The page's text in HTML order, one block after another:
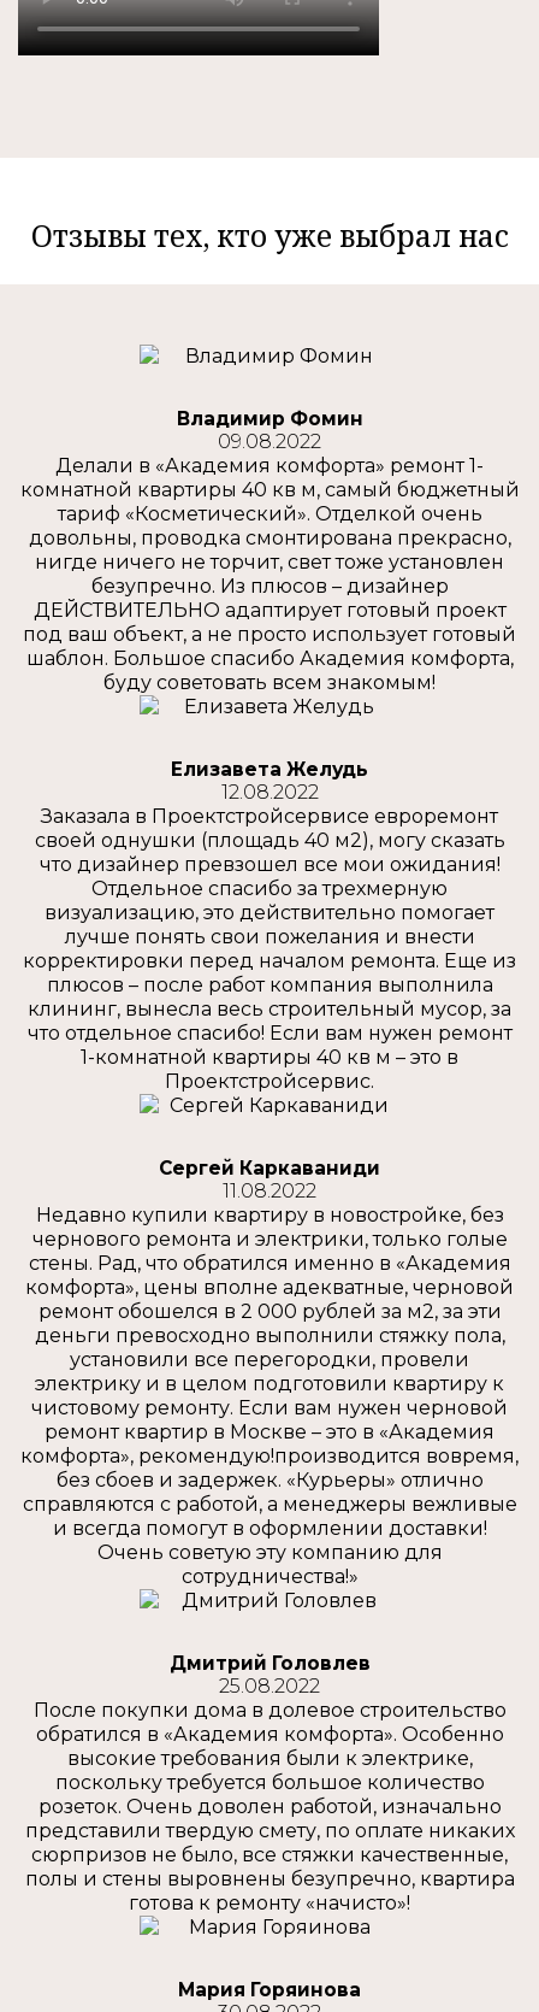
Отзывы тех, кто уже выбрал нас
Владимир Фомин
09.08.2022
Делали в «Академия комфорта» ремонт 1-
комнатной квартиры 40 кв м, самый бюджетный
тариф «Косметический». Отделкой очень
довольны, проводка смонтирована прекрасно,
нигде ничего не торчит, свет тоже установлен
безупречно. Из плюсов – дизайнер
ДЕЙСТВИТЕЛЬНО адаптирует готовый проект
под ваш объект, а не просто использует готовый
шаблон. Большое спасибо Академия комфорта,
буду советовать всем знакомым!
Елизавета Желудь
12.08.2022
Заказала в Проектстройсервисе евроремонт
своей однушки (площадь 40 м2), могу сказать
что дизайнер превзошел все мои ожидания!
Отдельное спасибо за трехмерную
визуализацию, это действительно помогает
лучше понять свои пожелания и внести
корректировки перед началом ремонта. Еще из
плюсов – после работ компания выполнила
клининг, вынесла весь строительный мусор, за
что отдельное спасибо! Если вам нужен ремонт
1-комнатной квартиры 40 кв м – это в
Проектстройсервис.
Сергей Каркаваниди
11.08.2022
Недавно купили квартиру в новостройке, без
чернового ремонта и электрики, только голые
стены. Рад, что обратился именно в «Академия
комфорта», цены вполне адекватные, черновой
ремонт обошелся в 2 000 рублей за м2, за эти
деньги превосходно выполнили стяжку пола,
установили все перегородки, провели
электрику и в целом подготовили квартиру к
чистовому ремонту. Если вам нужен черновой
ремонт квартир в Москве – это в «Академия
комфорта», рекомендую!производится вовремя,
без сбоев и задержек. «Курьеры» отлично
справляются с работой, а менеджеры вежливые
и всегда помогут в оформлении доставки!
Очень советую эту компанию для
сотрудничества!»
Дмитрий Головлев
25.08.2022
После покупки дома в долевое строительство
обратился в «Академия комфорта». Особенно
высокие требования были к электрике,
поскольку требуется большое количество
розеток. Очень доволен работой, изначально
представили твердую смету, по оплате никаких
сюрпризов не было, все стяжки качественные,
полы и стены выровнены безупречно, квартира
готова к ремонту «начисто»!
Мария Горяинова